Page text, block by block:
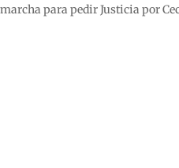
para pedir Justicia por